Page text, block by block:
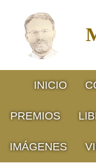
INICIO
PREMIOS
IMÁGENES